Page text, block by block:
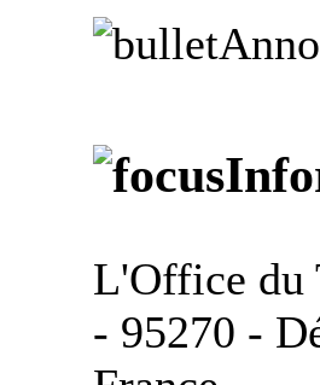
L'Office du
- 95270 -